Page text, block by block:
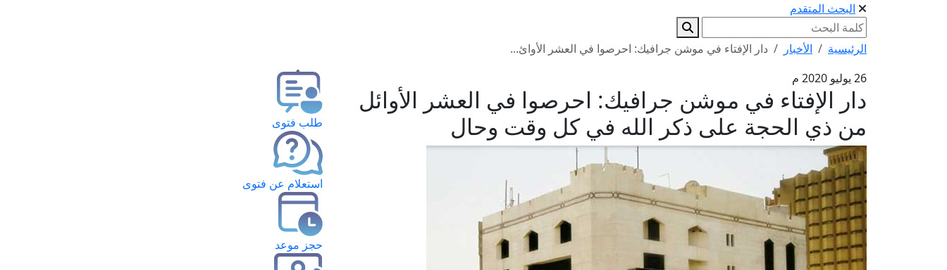
البحث المتقدم
الرئيسية الأخبار
دار الإفتاء في موشن جرافيك: احرصوا في العشر الأوائ...
26 يوليو 2020 م
دار الإفتاء في موشن جرافيك: احرصوا في العشر الأوائل
من ذي الحجة على ذكر الله في كل وقت وحال
طلب فتوى
استعلام عن فتوى
حجز موعد